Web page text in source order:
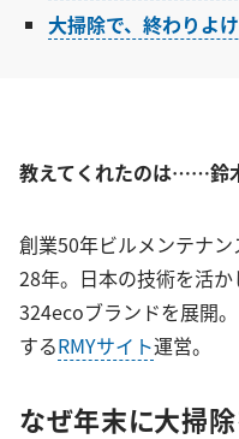
大掃除で、終わりよ
教えてくれたのは……鈴
創業50年ビルメンテナ
28年。日本の技術を活
324ecoブランドを展開
するRMYサイト運営。
なぜ年末に大掃